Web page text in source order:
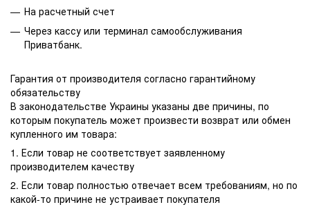
На расчетный счет
Через кассу или терминал самообслуживания
Приватбанк.
Гарантия от производителя согласно гарантийному
обязательству
В законодательстве Украины указаны две причины, по
которым покупатель может произвести возврат или обмен
купленного им товара:
1. Если товар не соответствует заявленному
производителем качеству
2. Если товар полностью отвечает всем требованиям, но по
какой-то причине не устраивает покупателя